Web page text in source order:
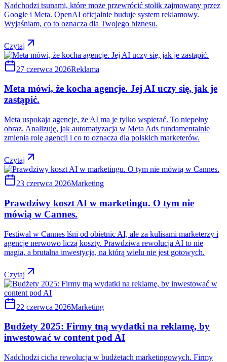
Nadchodzi tsunami, które może przewrócić stolik zajmowany przez
Google i Meta. OpenAI oficjalnie buduje system reklamowy.
Wyjaśniam, co to oznacza dla Twojego biznesu.
Czytaj
27 czerwca 2026Reklama
Meta mówi, że kocha agencje. Jej AI uczy się, jak je
zastąpić.
Meta uspokaja agencje, że AI ma je tylko wspierać. To niepełny
obraz. Analizuję, jak automatyzacja w Meta Ads fundamentalnie
zmienia rolę agencji i co to oznacza dla polskich marketerów.
Czytaj
23 czerwca 2026Marketing
Prawdziwy koszt AI w marketingu. O tym nie
mówią w Cannes.
Festiwal w Cannes lśni od obietnic AI, ale za kulisami marketerzy i
agencje nerwowo liczą koszty. Prawdziwa rewolucja AI to nie
magia, a brutalna inwestycja, na którą wielu nie jest gotowych.
Czytaj
22 czerwca 2026Marketing
Budżety 2025: Firmy tną wydatki na reklamę, by
inwestować w content pod AI
Nadchodzi cicha rewolucja w budżetach marketingowych. Firmy